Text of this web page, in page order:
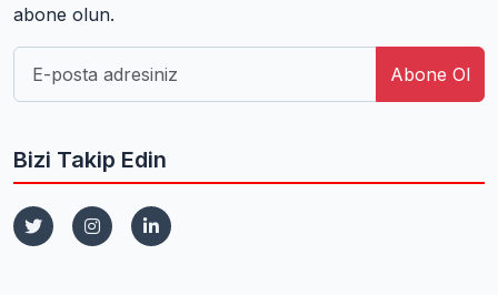
abone olun.
Abone Ol
Bizi Takip Edin